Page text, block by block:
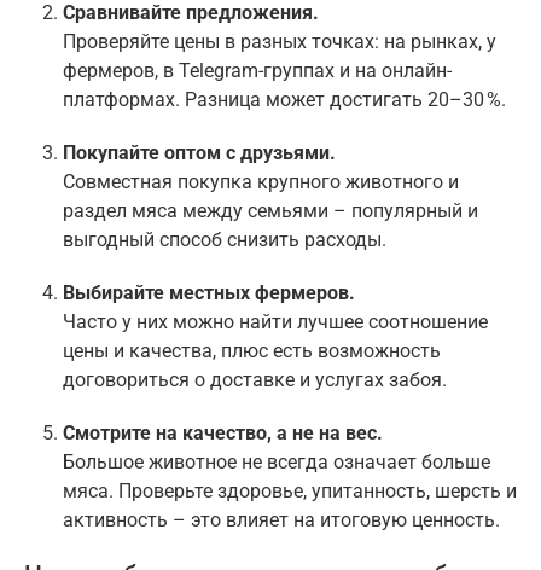
Сравнивайте предложения.
Проверяйте цены в разных точках: на рынках, у
фермеров, в Telegram-группах и на онлайн-
платформах. Разница может достигать 20–30 %.
Покупайте оптом с друзьями.
Совместная покупка крупного животного и
раздел мяса между семьями – популярный и
выгодный способ снизить расходы.
Выбирайте местных фермеров.
Часто у них можно найти лучшее соотношение
цены и качества, плюс есть возможность
договориться о доставке и услугах забоя.
Смотрите на качество, а не на вес.
Большое животное не всегда означает больше
мяса. Проверьте здоровье, упитанность, шерсть и
активность – это влияет на итоговую ценность.